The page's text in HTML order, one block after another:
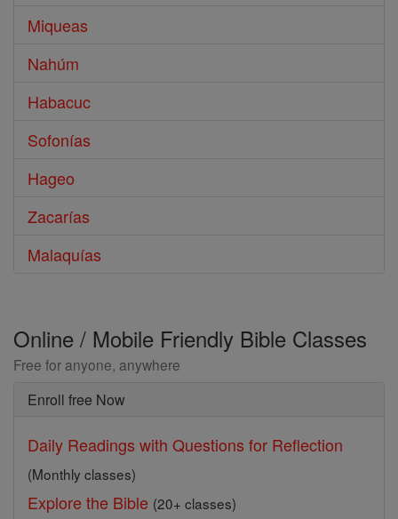
Miqueas
Nahúm
Habacuc
Sofonías
Hageo
Zacarías
Malaquías
Online / Mobile Friendly Bible Classes
Free for anyone, anywhere
Enroll free Now
Daily Readings with Questions for Reflection
(Monthly classes)
Explore the Bible (20+ classes)